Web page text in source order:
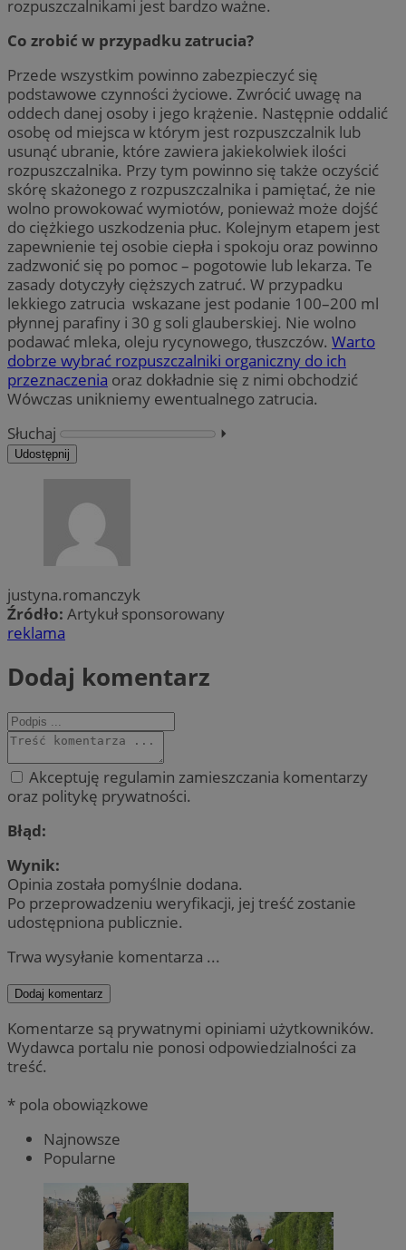
rozpuszczalnikami jest bardzo ważne.
Co zrobić w przypadku zatrucia?
Przede wszystkim powinno zabezpieczyć się
podstawowe czynności życiowe. Zwrócić uwagę na
oddech danej osoby i jego krążenie. Następnie oddalić
osobę od miejsca w którym jest rozpuszczalnik lub
usunąć ubranie, które zawiera jakiekolwiek ilości
rozpuszczalnika. Przy tym powinno się także oczyścić
skórę skażonego z rozpuszczalnika i pamiętać, że nie
wolno prowokować wymiotów, ponieważ może dojść
do ciężkiego uszkodzenia płuc. Kolejnym etapem jest
zapewnienie tej osobie ciepła i spokoju oraz powinno
zadzwonić się po pomoc – pogotowie lub lekarza. Te
zasady dotyczyły cięższych zatruć. W przypadku
lekkiego zatrucia wskazane jest podanie 100–200 ml
płynnej parafiny i 30 g soli glauberskiej. Nie wolno
podawać mleka, oleju rycynowego, tłuszczów. Warto
dobrze wybrać rozpuszczalniki organiczny do ich
przeznaczenia oraz dokładnie się z nimi obchodzić
Wówczas unikniemy ewentualnego zatrucia.
Słuchaj
⏵︎
Udostępnij
justyna.romanczyk
Źródło: Artykuł sponsorowany
reklama
Dodaj komentarz
Akceptuję regulamin zamieszczania komentarzy
oraz politykę prywatności.
Błąd:
Wynik:
Opinia została pomyślnie dodana.
Po przeprowadzeniu weryfikacji, jej treść zostanie
udostępniona publicznie.
Trwa wysyłanie komentarza ...
Dodaj komentarz
Komentarze są prywatnymi opiniami użytkowników.
Wydawca portalu nie ponosi odpowiedzialności za
treść.
* pola obowiązkowe
Najnowsze
Popularne